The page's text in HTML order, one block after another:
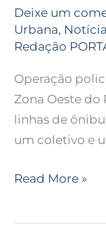
Deixe um
Urbana,
Redação
Operação
Zona Oeste do
linhas de
um coletivo e
Read More »